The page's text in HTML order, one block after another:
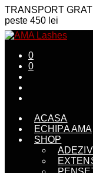
TRANSPORT
peste 450 lei
0
0
ACASA
ECHIPA AMA
SHOP
ADEZIVI